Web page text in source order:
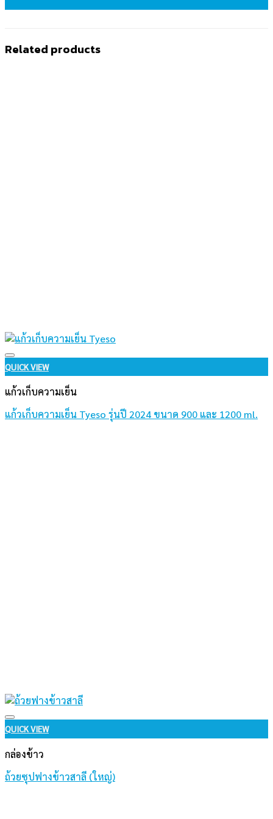
Related products
Add to wishlist
QUICK VIEW
แก้วเก็บความเย็น
แก้วเก็บความเย็น Tyeso รุ่นปี 2024 ขนาด 900 และ 1200 ml.
Add to wishlist
QUICK VIEW
กล่องข้าว
ถ้วยซุปฟางข้าวสาลี (ใหญ่)